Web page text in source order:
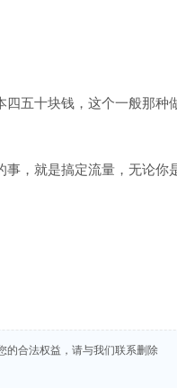
五十块钱，这个一般那种
，就是搞定流量，无论你
的合法权益，请与我们联系删除